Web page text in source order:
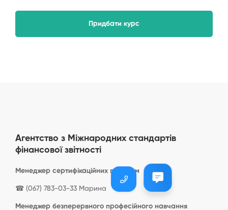
Придбати курс
Агентство з Міжнародних стандартів
фінансової звітності​
Менеджер сертифікаційних програм
☎ (067) 783-03-33 Марина
Менеджер безперервного професійного навчання